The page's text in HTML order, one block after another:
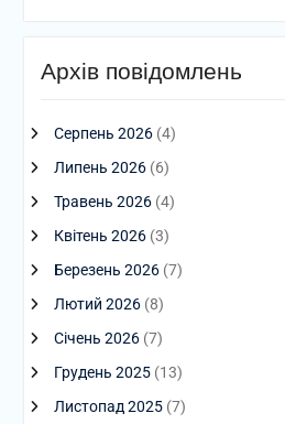
Архів повідомлень
Серпень 2026(4)
Липень 2026(6)
Травень 2026(4)
Квітень 2026(3)
Березень 2026(7)
Лютий 2026(8)
Січень 2026(7)
Грудень 2025(13)
Листопад 2025(7)